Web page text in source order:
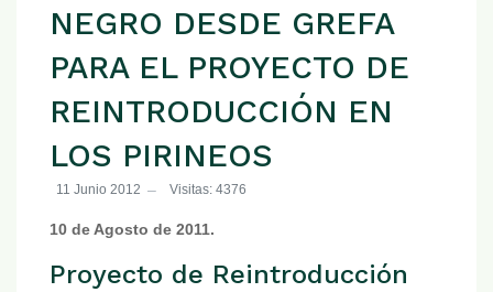
NEGRO DESDE GREFA
PARA EL PROYECTO DE
REINTRODUCCIÓN EN
LOS PIRINEOS
11 Junio 2012 Visitas: 4376
10 de Agosto de 2011.
Proyecto de Reintroducción